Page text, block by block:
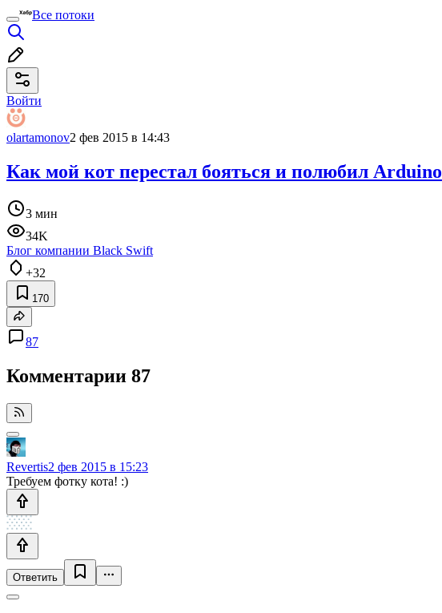
Все потоки
Войти
olartamonov2 фев 2015 в 14:43
Как мой кот перестал бояться и полюбил Arduino
3 мин
34K
Блог компании Black Swift
+32
170
87
Комментарии 87
Revertis2 фев 2015 в 15:23
Требуем фотку кота! :)
Ответить